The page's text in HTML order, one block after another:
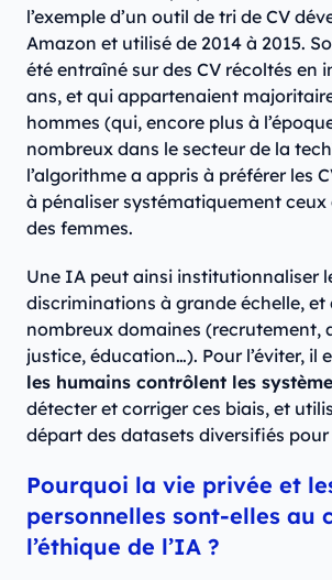
l’exemple d’un outil de tri de CV
Amazon et utilisé de 2014 à 2015.
été entraîné sur des CV récoltés en
ans, et qui appartenaient
hommes (qui, encore plus à
nombreux dans le secteur de la
l’algorithme a appris à préférer les
à pénaliser systématiquement
des femmes.
Une IA peut ainsi institutionnaliser
discriminations à grande échelle, et
nombreux domaines (recrutement,
justice, éducation…). Pour l’éviter, il
les humains contrôlent les
détecter et corriger ces biais, et
départ des datasets diversifiés pour
Pourquoi la vie privée et
personnelles sont-elles au
l’éthique de l’IA ?